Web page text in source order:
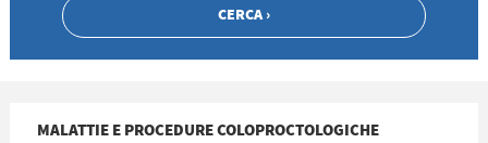
MALATTIE E PROCEDURE COLOPROCTOLOGICHE